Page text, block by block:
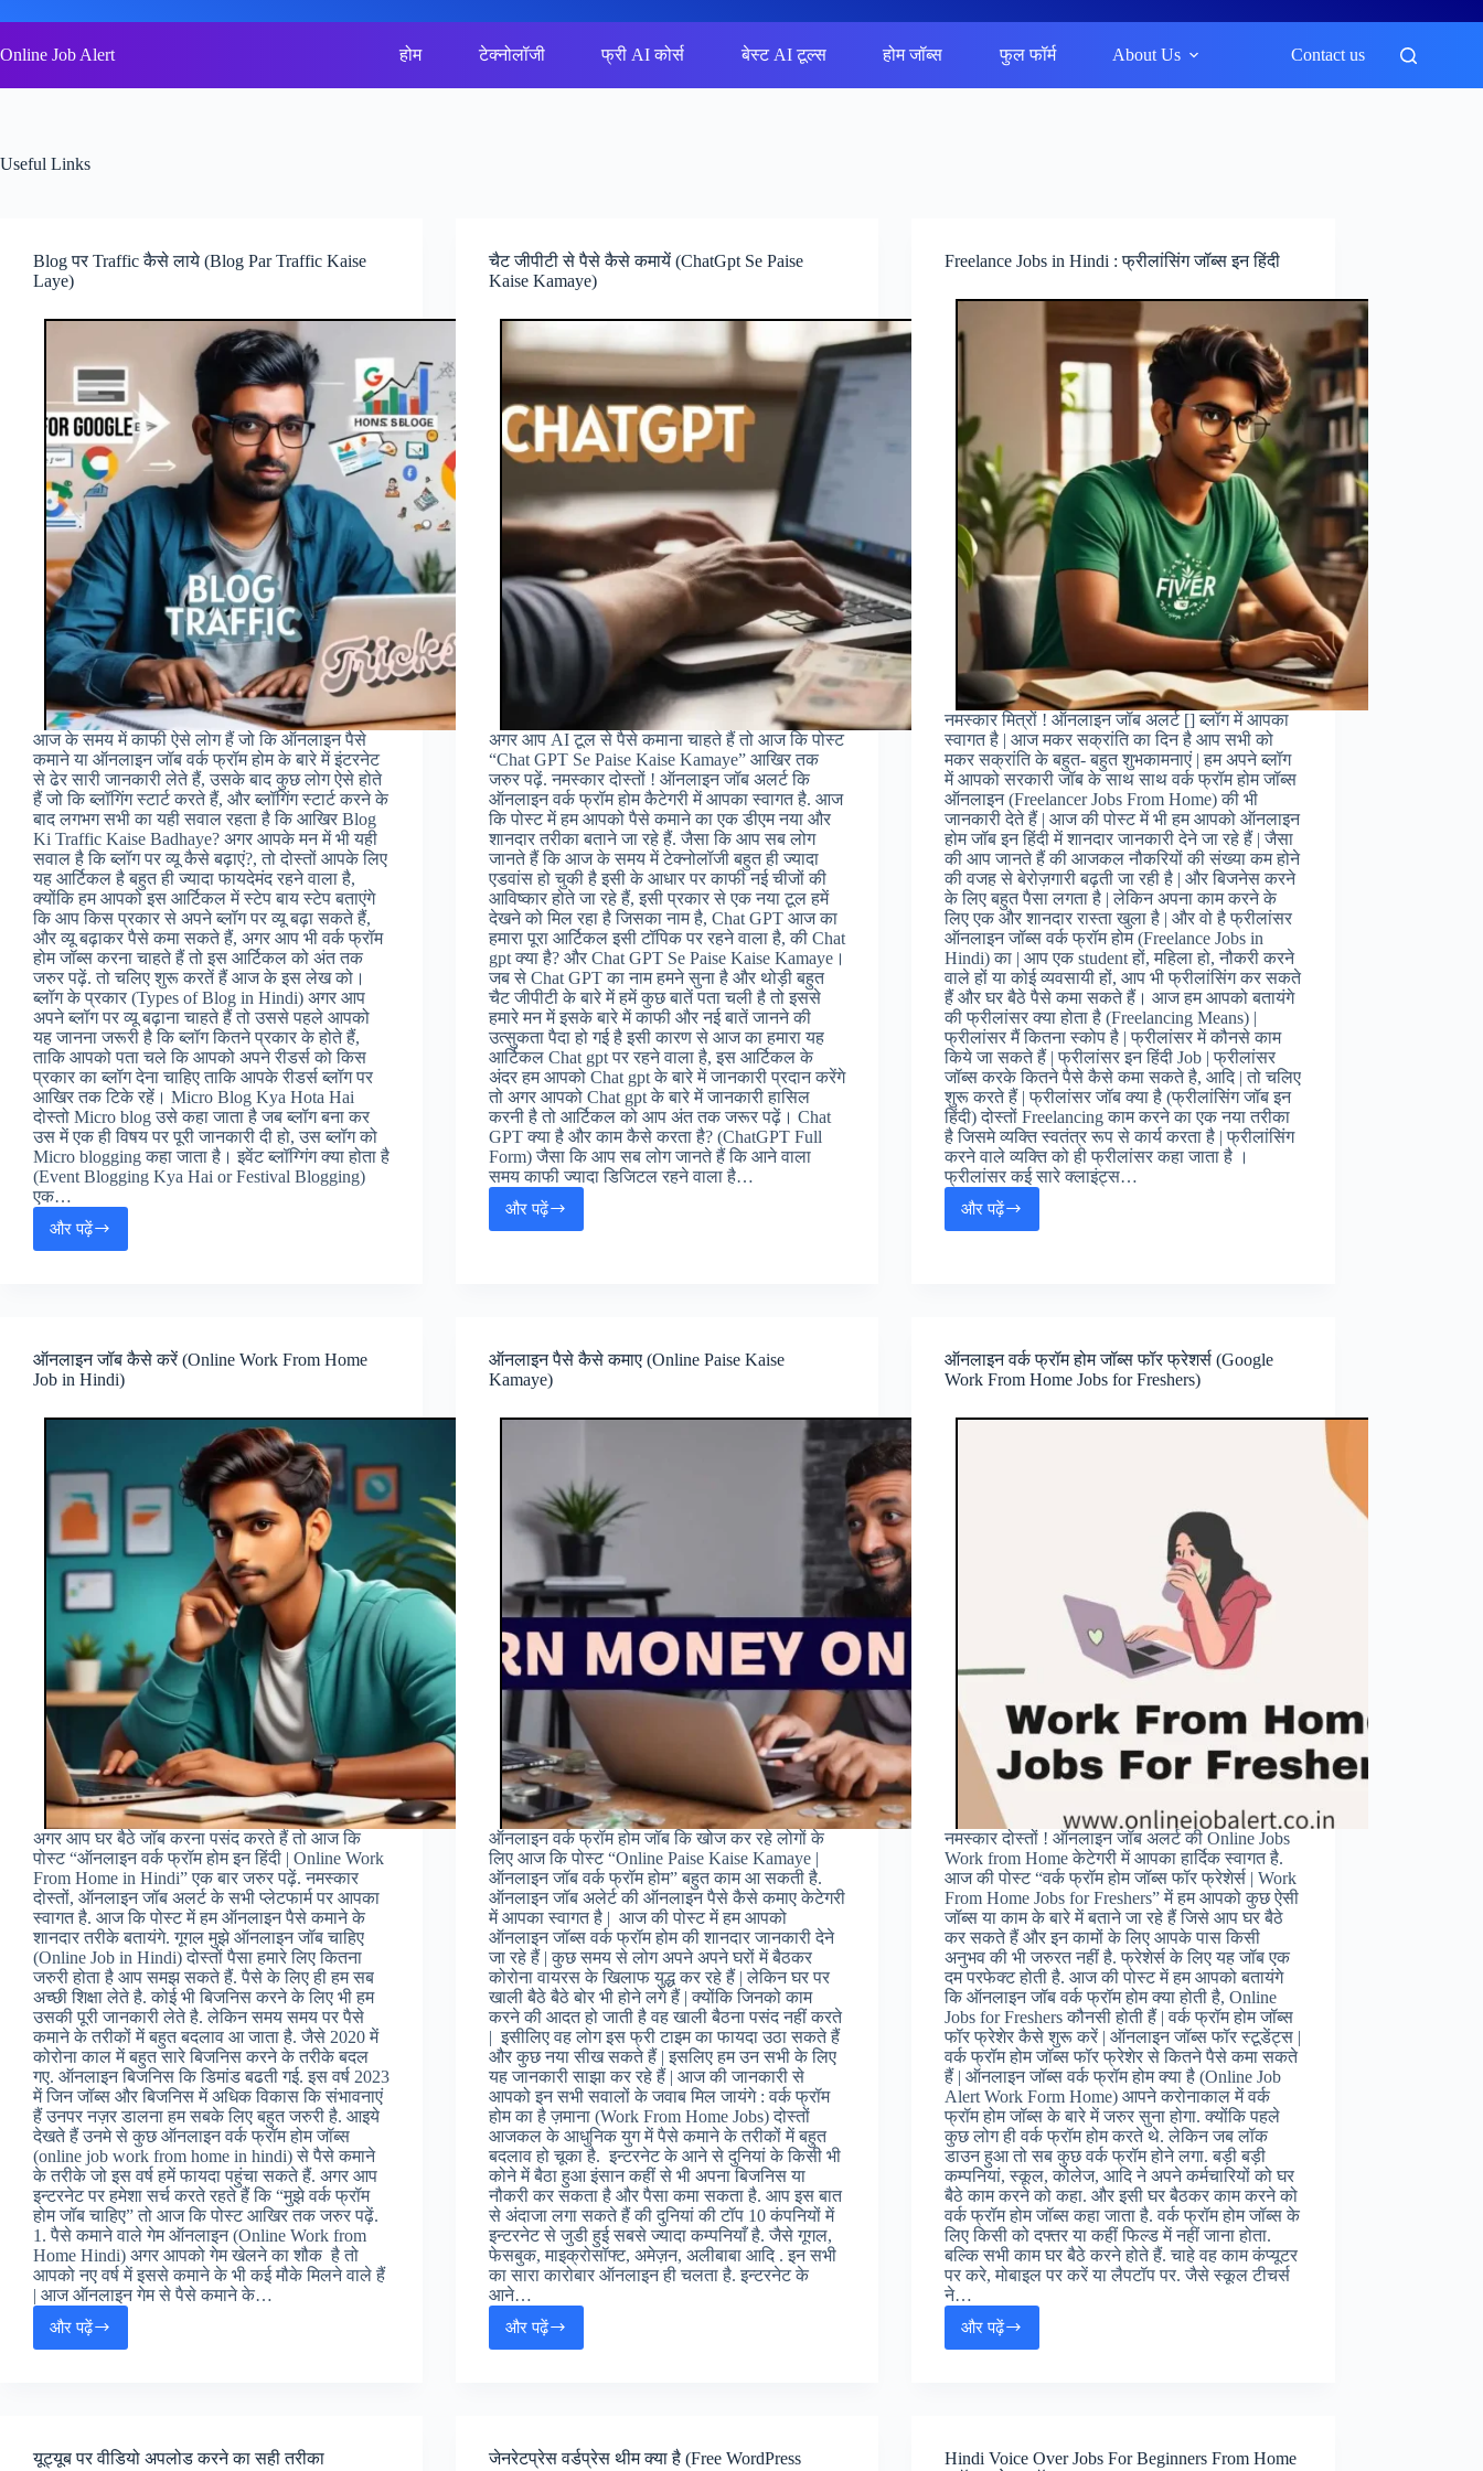
to
content
Online Job Alert होम टेक्नोलॉजी फ्री AI कोर्स बेस्ट AI टूल्स होम जॉब्स फुल फॉर्म About Us Contact us
Useful Links
Blog पर Traffic कैसे लाये (Blog Par Traffic Kaise
Laye)
आज के समय में काफी ऐसे लोग हैं जो कि ऑनलाइन पैसे
कमाने या ऑनलाइन जॉब वर्क फ्रॉम होम के बारे में इंटरनेट
से ढेर सारी जानकारी लेते हैं, उसके बाद कुछ लोग ऐसे होते
हैं जो कि ब्लॉगिंग स्टार्ट करते हैं, और ब्लॉगिंग स्टार्ट करने के
बाद लगभग सभी का यही सवाल रहता है कि आखिर Blog
Ki Traffic Kaise Badhaye? अगर आपके मन में भी यही
सवाल है कि ब्लॉग पर व्यू कैसे बढ़ाएं?, तो दोस्तों आपके लिए
यह आर्टिकल है बहुत ही ज्यादा फायदेमंद रहने वाला है,
क्योंकि हम आपको इस आर्टिकल में स्टेप बाय स्टेप बताएंगे
कि आप किस प्रकार से अपने ब्लॉग पर व्यू बढ़ा सकते हैं,
और व्यू बढ़ाकर पैसे कमा सकते हैं, अगर आप भी वर्क फ्रॉम
होम जॉब्स करना चाहते हैं तो इस आर्टिकल को अंत तक
जरुर पढ़ें. तो चलिए शुरू करतें हैं आज के इस लेख को।
ब्लॉग के प्रकार (Types of Blog in Hindi) अगर आप
अपने ब्लॉग पर व्यू बढ़ाना चाहते हैं तो उससे पहले आपको
यह जानना जरूरी है कि ब्लॉग कितने प्रकार के होते हैं,
ताकि आपको पता चले कि आपको अपने रीडर्स को किस
प्रकार का ब्लॉग देना चाहिए ताकि आपके रीडर्स ब्लॉग पर
आखिर तक टिके रहें। Micro Blog Kya Hota Hai
दोस्तो Micro blog उसे कहा जाता है जब ब्लॉग बना कर
उस में एक ही विषय पर पूरी जानकारी दी हो, उस ब्लॉग को
Micro blogging कहा जाता है। इवेंट ब्लॉग्गिंग क्या होता है
(Event Blogging Kya Hai or Festival Blogging)
एक…
और पढ़ेंBlog
Par
Traffic
Laye)
चैट जीपीटी से पैसे कैसे कमायें (ChatGpt Se Paise
Kaise Kamaye)
अगर आप AI टूल से पैसे कमाना चाहते हैं तो आज कि पोस्ट
“Chat GPT Se Paise Kaise Kamaye” आखिर तक
जरुर पढ़ें. नमस्कार दोस्तों ! ऑनलाइन जॉब अलर्ट कि
ऑनलाइन वर्क फ्रॉम होम कैटेगरी में आपका स्वागत है. आज
कि पोस्ट में हम आपको पैसे कमाने का एक डीएम नया और
शानदार तरीका बताने जा रहे हैं. जैसा कि आप सब लोग
जानते हैं कि आज के समय में टेक्नोलॉजी बहुत ही ज्यादा
एडवांस हो चुकी है इसी के आधार पर काफी नई चीजों की
आविष्कार होते जा रहे हैं, इसी प्रकार से एक नया टूल हमें
देखने को मिल रहा है जिसका नाम है, Chat GPT आज का
हमारा पूरा आर्टिकल इसी टॉपिक पर रहने वाला है, की Chat
gpt क्या है? और Chat GPT Se Paise Kaise Kamaye।
जब से Chat GPT का नाम हमने सुना है और थोड़ी बहुत
चैट जीपीटी के बारे में हमें कुछ बातें पता चली है तो इससे
हमारे मन में इसके बारे में काफी और नई बातें जानने की
उत्सुकता पैदा हो गई है इसी कारण से आज का हमारा यह
आर्टिकल Chat gpt पर रहने वाला है, इस आर्टिकल के
अंदर हम आपको Chat gpt के बारे में जानकारी प्रदान करेंगे
तो अगर आपको Chat gpt के बारे में जानकारी हासिल
करनी है तो आर्टिकल को आप अंत तक जरूर पढ़ें। Chat
GPT क्या है और काम कैसे करता है? (ChatGPT Full
Form) जैसा कि आप सब लोग जानते हैं कि आने वाला
समय काफी ज्यादा डिजिटल रहने वाला है…
और पढ़ें
चैट
Se
Paise
Freelance Jobs in Hindi : फ्रीलांसिंग जॉब्स इन हिंदी
नमस्कार मित्रों ! ऑनलाइन जॉब अलर्ट [] ब्लॉग में आपका
स्वागत है | आज मकर सक्रांति का दिन है आप सभी को
मकर सक्रांति के बहुत- बहुत शुभकामनाएं | हम अपने ब्लॉग
में आपको सरकारी जॉब के साथ साथ वर्क फ्रॉम होम जॉब्स
ऑनलाइन (Freelancer Jobs From Home) की भी
जानकारी देते हैं | आज की पोस्ट में भी हम आपको ऑनलाइन
होम जॉब इन हिंदी में शानदार जानकारी देने जा रहे हैं | जैसा
की आप जानते हैं की आजकल नौकरियों की संख्या कम होने
की वजह से बेरोज़गारी बढ़ती जा रही है | और बिजनेस करने
के लिए बहुत पैसा लगता है | लेकिन अपना काम करने के
लिए एक और शानदार रास्ता खुला है | और वो है फ्रीलांसर
ऑनलाइन जॉब्स वर्क फ्रॉम होम (Freelance Jobs in
Hindi) का | आप एक student हों, महिला हो, नौकरी करने
वाले हों या कोई व्यवसायी हों, आप भी फ्रीलांसिंग कर सकते
हैं और घर बैठे पैसे कमा सकते हैं। आज हम आपको बतायंगे
की फ्रीलांसर क्या होता है (Freelancing Means) |
फ्रीलांसर मैं कितना स्कोप है | फ्रीलांसर में कौनसे काम
किये जा सकते हैं | फ्रीलांसर इन हिंदी Job | फ्रीलांसर
जॉब्स करके कितने पैसे कैसे कमा सकते है, आदि | तो चलिए
शुरू करते हैं | फ्रीलांसर जॉब क्या है (फ्रीलांसिंग जॉब इन
हिंदी) दोस्तों Freelancing काम करने का एक नया तरीका
है जिसमे व्यक्ति स्वतंत्र रूप से कार्य करता है | फ्रीलांसिंग
करने वाले व्यक्ति को ही फ्रीलांसर कहा जाता है ।
फ्रीलांसर कई सारे क्लाइंट्स…
और पढ़ेंFreelance
इन
हिंदी
ऑनलाइन जॉब कैसे करें (Online Work From Home
Job in Hindi)
अगर आप घर बैठे जॉब करना पसंद करते हैं तो आज कि
पोस्ट “ऑनलाइन वर्क फ्रॉम होम इन हिंदी | Online Work
From Home in Hindi” एक बार जरुर पढ़ें. नमस्कार
दोस्तों, ऑनलाइन जॉब अलर्ट के सभी प्लेटफार्म पर आपका
स्वागत है. आज कि पोस्ट में हम ऑनलाइन पैसे कमाने के
शानदार तरीके बतायंगे. गूगल मुझे ऑनलाइन जॉब चाहिए
(Online Job in Hindi) दोस्तों पैसा हमारे लिए कितना
जरुरी होता है आप समझ सकते हैं. पैसे के लिए ही हम सब
अच्छी शिक्षा लेते है. कोई भी बिजनिस करने के लिए भी हम
उसकी पूरी जानकारी लेते है. लेकिन समय समय पर पैसे
कमाने के तरीकों में बहुत बदलाव आ जाता है. जैसे 2020 में
कोरोना काल में बहुत सारे बिजनिस करने के तरीके बदल
गए. ऑनलाइन बिजनिस कि डिमांड बढती गई. इस वर्ष 2023
में जिन जॉब्स और बिजनिस में अधिक विकास कि संभावनाएं
हैं उनपर नज़र डालना हम सबके लिए बहुत जरुरी है. आइये
देखते हैं उनमे से कुछ ऑनलाइन वर्क फ्रॉम होम जॉब्स
(online job work from home in hindi) से पैसे कमाने
के तरीके जो इस वर्ष हमें फायदा पहुंचा सकते हैं. अगर आप
इन्टरनेट पर हमेशा सर्च करते रहते हैं कि “मुझे वर्क फ्रॉम
होम जॉब चाहिए” तो आज कि पोस्ट आखिर तक जरुर पढ़ें.
1. पैसे कमाने वाले गेम ऑनलाइन (Online Work from
Home Hindi) अगर आपको गेम खेलने का शौक है तो
आपको नए वर्ष में इससे कमाने के भी कई मौके मिलने वाले हैं
| आज ऑनलाइन गेम से पैसे कमाने के…
और पढ़ेंऑनलाइन
From
ऑनलाइन पैसे कैसे कमाए (Online Paise Kaise
Kamaye)
ऑनलाइन वर्क फ्रॉम होम जॉब कि खोज कर रहे लोगों के
लिए आज कि पोस्ट “Online Paise Kaise Kamaye |
ऑनलाइन जॉब वर्क फ्रॉम होम” बहुत काम आ सकती है.
ऑनलाइन जॉब अलेर्ट की ऑनलाइन पैसे कैसे कमाए केटेगरी
में आपका स्वागत है | आज की पोस्ट में हम आपको
ऑनलाइन जॉब्स वर्क फ्रॉम होम की शानदार जानकारी देने
जा रहे हैं | कुछ समय से लोग अपने अपने घरों में बैठकर
कोरोना वायरस के खिलाफ युद्ध कर रहे हैं | लेकिन घर पर
खाली बैठे बैठे बोर भी होने लगे हैं | क्योंकि जिनको काम
करने की आदत हो जाती है वह खाली बैठना पसंद नहीं करते
| इसीलिए वह लोग इस फ्री टाइम का फायदा उठा सकते हैं
और कुछ नया सीख सकते हैं | इसलिए हम उन सभी के लिए
यह जानकारी साझा कर रहे हैं | आज की जानकारी से
आपको इन सभी सवालों के जवाब मिल जायंगे : वर्क फ्रॉम
होम का है ज़माना (Work From Home Jobs) दोस्तों
आजकल के आधुनिक युग में पैसे कमाने के तरीकों में बहुत
बदलाव हो चूका है. इन्टरनेट के आने से दुनियां के किसी भी
कोने में बैठा हुआ इंसान कहीं से भी अपना बिजनिस या
नौकरी कर सकता है और पैसा कमा सकता है. आप इस बात
से अंदाजा लगा सकते हैं की दुनियां की टॉप 10 कंपनियों में
इन्टरनेट से जुडी हुई सबसे ज्यादा कम्पनियाँ है. जैसे गूगल,
फेसबुक, माइक्रोसॉफ्ट, अमेज़न, अलीबाबा आदि . इन सभी
का सारा कारोबार ऑनलाइन ही चलता है. इन्टरनेट के
आने…
और पढ़ेंऑनलाइन
Kaise
ऑनलाइन वर्क फ्रॉम होम जॉब्स फॉर फ्रेशर्स (Google
Work From Home Jobs for Freshers)
नमस्कार दोस्तों ! ऑनलाइन जॉब अलर्ट की Online Jobs
Work from Home केटेगरी में आपका हार्दिक स्वागत है.
आज की पोस्ट “वर्क फ्रॉम होम जॉब्स फॉर फ्रेशेर्स | Work
From Home Jobs for Freshers” में हम आपको कुछ ऐसी
जॉब्स या काम के बारे में बताने जा रहे हैं जिसे आप घर बैठे
कर सकते हैं और इन कामों के लिए आपके पास किसी
अनुभव की भी जरुरत नहीं है. फ्रेशेर्स के लिए यह जॉब एक
दम परफेक्ट होती है. आज की पोस्ट में हम आपको बतायंगे
कि ऑनलाइन जॉब वर्क फ्रॉम होम क्या होती है, Online
Jobs for Freshers कौनसी होती हैं | वर्क फ्रॉम होम जॉब्स
फॉर फ्रेशेर कैसे शुरू करें | ऑनलाइन जॉब्स फॉर स्टूडेंट्स |
वर्क फ्रॉम होम जॉब्स फॉर फ्रेशेर से कितने पैसे कमा सकते
हैं | ऑनलाइन जॉब्स वर्क फ्रॉम होम क्या है (Online Job
Alert Work Form Home) आपने करोनाकाल में वर्क
फ्रॉम होम जॉब्स के बारे में जरुर सुना होगा. क्योंकि पहले
कुछ लोग ही वर्क फ्रॉम होम करते थे. लेकिन जब लॉक
डाउन हुआ तो सब कुछ वर्क फ्रॉम होने लगा. बड़ी बड़ी
कम्पनियां, स्कूल, कोलेज, आदि ने अपने कर्मचारियों को घर
बैठे काम करने को कहा. और इसी घर बैठकर काम करने को
वर्क फ्रॉम होम जॉब्स कहा जाता है. वर्क फ्रॉम होम जॉब्स के
लिए किसी को दफ्तर या कहीं फिल्ड में नहीं जाना होता.
बल्कि सभी काम घर बैठे करने होते हैं. चाहे वह काम कंप्यूटर
पर करे, मोबाइल पर करें या लैपटॉप पर. जैसे स्कूल टीचर्स
ने…
और पढ़ेंऑनलाइन
फ्रेशर्स
यूट्यूब पर वीडियो अपलोड करने का सही तरीका
जेनरेटप्रेस वर्डप्रेस थीम क्या है (Free WordPress
Hindi Voice Over Jobs For Beginners From Home